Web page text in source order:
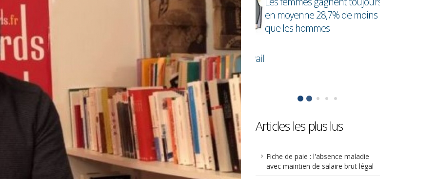
prescription de la faute ?
Ai-je le droit de contrôler
l'activité du salarié en télétravail
en moyenne 28,7% de moins
que les hommes
Articles les plus lus
Fiche de paie : l'absence maladie
avec maintien de salaire brut légal